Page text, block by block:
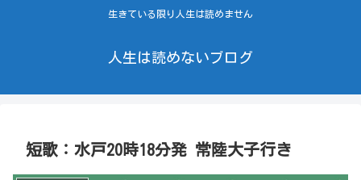
生きている限り人生は読めません
人生は読めないブログ
短歌：水戸20時18分発 常陸大子行き